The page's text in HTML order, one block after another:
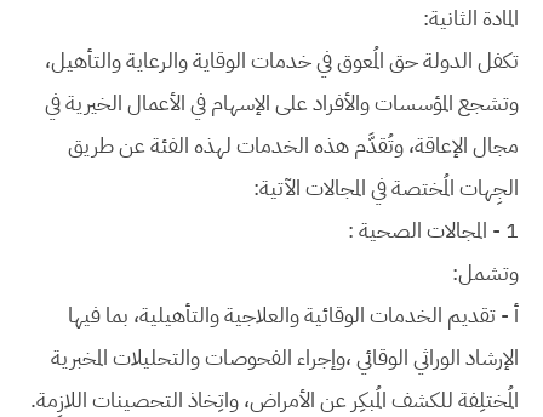
المادة الثانية:
تكفل الدولة حق المُعوق في خدمات الوقاية والرعاية والتأهيل،
وتشجع المؤسسات والأفراد على الإسهام في الأعمال الخيرية في
مجال الإعاقة، وتُقدَّم هذه الخدمات لهذه الفئة عن طريق
الجِهات المُختصة في المجالات الآتية:
1 - المجالات الصحية :
وتشمل:
أ - تقديم الخدمات الوقائية والعلاجية والتأهيلية، بما فيها
الإرشاد الوراثي الوقائي ،وإجراء الفحوصات والتحليلات المخبرية
المُختلِفة للكشف المُبكِر عن الأمراض، واتِخاذ التحصينات اللازِمة.